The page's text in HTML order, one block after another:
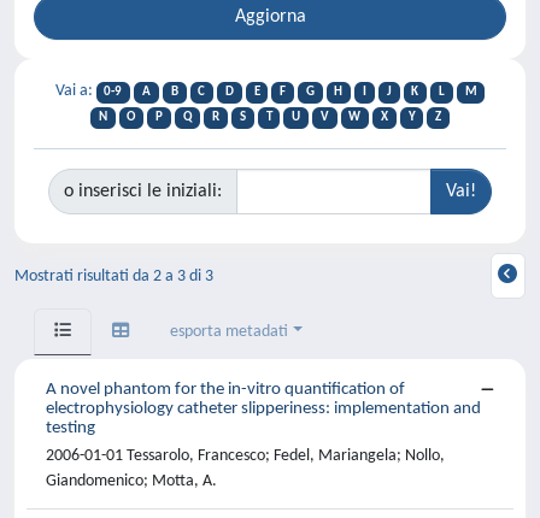
Vai a: 0-9 A B C D E F G H J K L
M
N
O P Q R S T U V W X Y Z
o inserisci le iniziali:
Mostrati risultati da 2 a 3 di 3
esporta metadati
A novel phantom for the in-vitro quantification of
electrophysiology catheter slipperiness: implementation and
testing
2006-01-01 Tessarolo, Francesco; Fedel, Mariangela; Nollo,
Giandomenico; Motta, A.